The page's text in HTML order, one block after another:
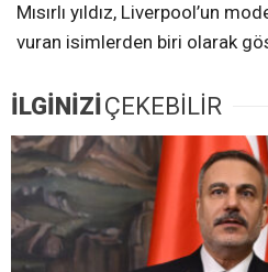
Mısırlı yıldız, Liverpool’un
vuran isimlerden biri olarak
İLGİNİZİÇEKEBİLİR